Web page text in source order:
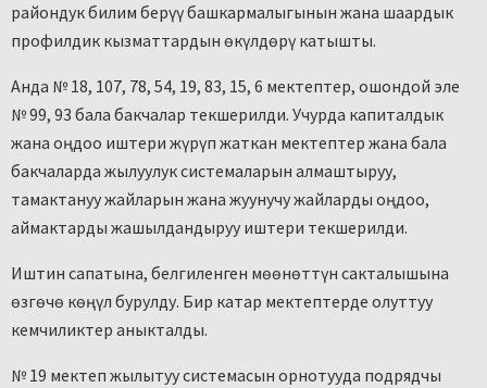
райондук билим берүү башкармалыгынын жана шаардык
профилдик кызматтардын өкүлдөрү катышты.
Анда № 18, 107, 78, 54, 19, 83, 15, 6 мектептер, ошондой эле
№ 99, 93 бала бакчалар текшерилди. Учурда капиталдык
жана оңдоо иштери жүрүп жаткан мектептер жана бала
бакчаларда жылуулук системаларын алмаштыруу,
тамактануу жайларын жана жуунучу жайларды оңдоо,
аймактарды жашылдандыруу иштери текшерилди.
Иштин сапатына, белгиленген мөөнөттүн сакталышына
өзгөчө көңүл бурулду. Бир катар мектептерде олуттуу
кемчиликтер аныкталды.
№ 19 мектеп жылытуу системасын орнотууда подрядчы